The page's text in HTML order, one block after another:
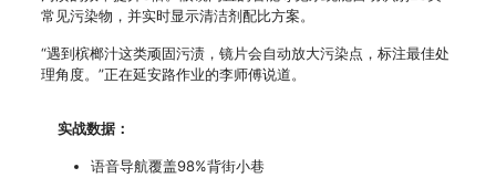
常见污染物，并实时显示清洁剂配比方案。
“遇到槟榔汁这类顽固污渍，镜片会自动放大污染点，标注最佳处
理角度。”正在延安路作业的李师傅说道。
实战数据：
语音导航覆盖98%背街小巷